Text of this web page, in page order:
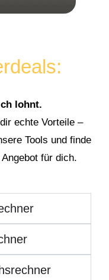
lohnt.
echte Vorteile –
Tools und finde
für dich.